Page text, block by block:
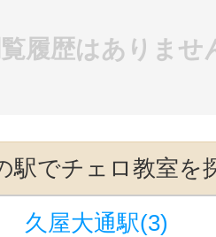
履歴はありませ
駅でチェロ教室を
久屋大通駅(3)